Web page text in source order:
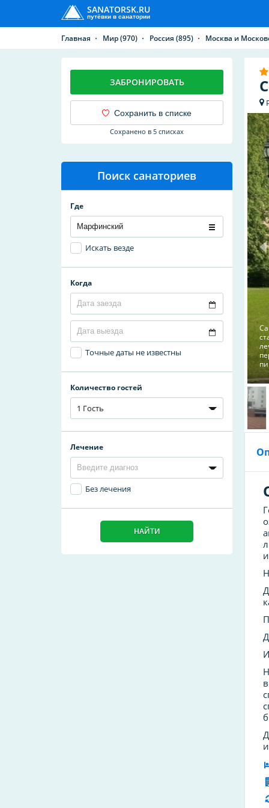
SANATORSK.RU
путёвки в санатории
Главная Мир(970) Россия (895) Москва и
ЗАБРОНИРОВАТЬ
Сохранить в списке
Сохранено в 5 списках
Поиск санаториев
Где
Искать везде
Когда
Точные даты не известны
Количество гостей
1 Гость
Лечение
Без лечения
НАЙТИ